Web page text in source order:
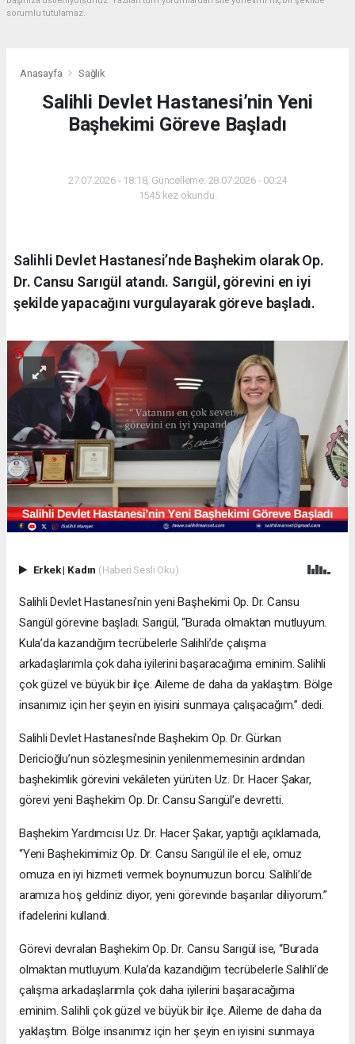
sorumlu tutulamaz.
Anasayfa Sağlık
Salihli Devlet Hastanesi’nin Yeni
Başhekimi Göreve Başladı
27.07.2026 - 18:18, Güncelleme: 28.07.2026 - 00:24
1545 kez okundu.
Salihli Devlet Hastanesi’nde Başhekim olarak Op.
Dr. Cansu Sarıgül atandı. Sarıgül, görevini en iyi
şekilde yapacağını vurgulayarak göreve başladı.
Erkek| Kadın (Haberi Sesli Oku)
Salihli Devlet Hastanesi’nin yeni Başhekimi Op. Dr. Cansu
Sarıgül görevine başladı. Sarıgül, “Burada olmaktan mutluyum.
Kula’da kazandığım tecrübelerle Salihli’de çalışma
arkadaşlarımla çok daha iyilerini başaracağıma eminim. Salihli
çok güzel ve büyük bir ilçe. Aileme de daha da yaklaştım. Bölge
insanımız için her şeyin en iyisini sunmaya çalışacağım.” dedi.
Salihli Devlet Hastanesi’nde Başhekim Op. Dr. Gürkan
Dericioğlu’nun sözleşmesinin yenilenmemesinin ardından
başhekimlik görevini vekâleten yürüten Uz. Dr. Hacer Şakar,
görevi yeni Başhekim Op. Dr. Cansu Sarıgül’e devretti.
Başhekim Yardımcısı Uz. Dr. Hacer Şakar, yaptığı açıklamada,
“Yeni Başhekimimiz Op. Dr. Cansu Sarıgül ile el ele, omuz
omuza en iyi hizmeti vermek boynumuzun borcu. Salihli’de
aramıza hoş geldiniz diyor, yeni görevinde başarılar diliyorum.”
ifadelerini kullandı.
Görevi devralan Başhekim Op. Dr. Cansu Sarıgül ise, “Burada
olmaktan mutluyum. Kula’da kazandığım tecrübelerle Salihli’de
çalışma arkadaşlarımla çok daha iyilerini başaracağıma
eminim. Salihli çok güzel ve büyük bir ilçe. Aileme de daha da
yaklaştım. Bölge insanımız için her şeyin en iyisini sunmaya